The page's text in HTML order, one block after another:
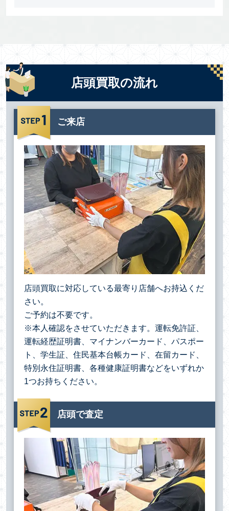
店頭買取の流れ
ご来店
店頭買取に対応している最寄り店舗へお持込くだ
さい。
ご予約は不要です。
※本人確認をさせていただきます。運転免許証、
運転経歴証明書、マイナンバーカード、パスポー
ト、学生証、住民基本台帳カード、在留カード、
特別永住証明書、各種健康証明書などをいずれか
1つお持ちください。
店頭で査定